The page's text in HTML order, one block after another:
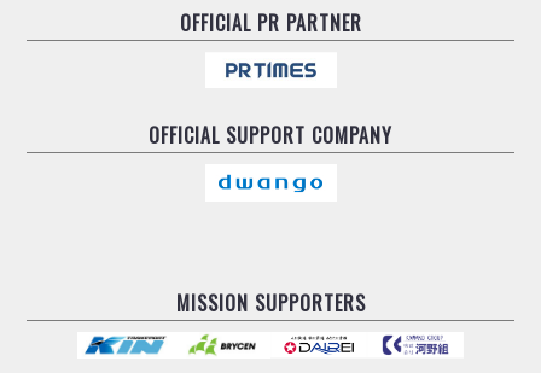
OFFICIALPR PARTNER
OFFICIAL SUPPORT COMPANY
MISSION SUPPORTERS